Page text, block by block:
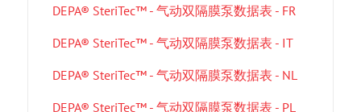
DEPA® SteriTec™ - 气动双隔膜泵数据表 - FR
DEPA® SteriTec™ - 气动双隔膜泵数据表 - IT
DEPA® SteriTec™ - 气动双隔膜泵数据表 - NL
DEPA® SteriTec™ - 气动双隔膜泵数据表 - PL